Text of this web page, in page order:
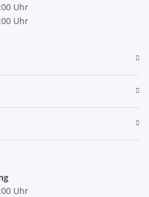
Uhr
Uhr
Uhr